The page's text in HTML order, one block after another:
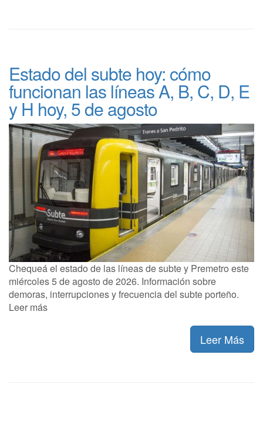
Estado del subte hoy: cómo
funcionan las líneas A, B, C, D, E
y H hoy, 5 de agosto
Chequeá el estado de las líneas de subte y Premetro este
miércoles 5 de agosto de 2026. Información sobre
demoras, interrupciones y frecuencia del subte porteño.
Leer más
Leer Más